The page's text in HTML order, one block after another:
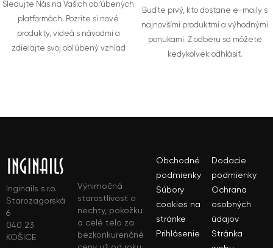
Sledujte Nás na Vašich obľúbených
platformách. Pozrite si nové
produkty, videá s návodmi a
zdieľajte svoj obľúbený vzhľad
Buďte prvý, kto dostane e-maily s
najnovšími produktmi a výhodnými
ponukami. Z odberu sa môžete
kedykoľvek odhlásiť.
Inginails s.r.o.
Starozagorská
6
040 23
KOŠICE
Výnimočná
starostlivosť o
nechty, pokožku
a celé telo za
bezkonkurenčné
Obchodné
podmienky
Dodacie
podmienky
Súbory
cookies na
stránke
Ochrana
osobných
údajov
Prihlásenie
Stránka